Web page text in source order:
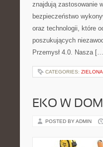
znajdują zastosowanie
bezpieczeństwo
oraz technologii, które
poszukujących
Przemysł 4.0. Nasza
CATEGORIES:
EKO W
POSTED BY ADMIN